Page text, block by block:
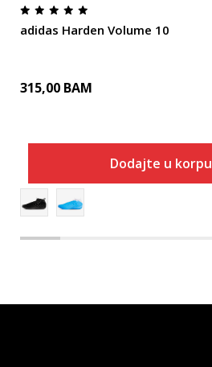
adidas Harden Volume 10
315,00 BAM
Dodajte u korpu